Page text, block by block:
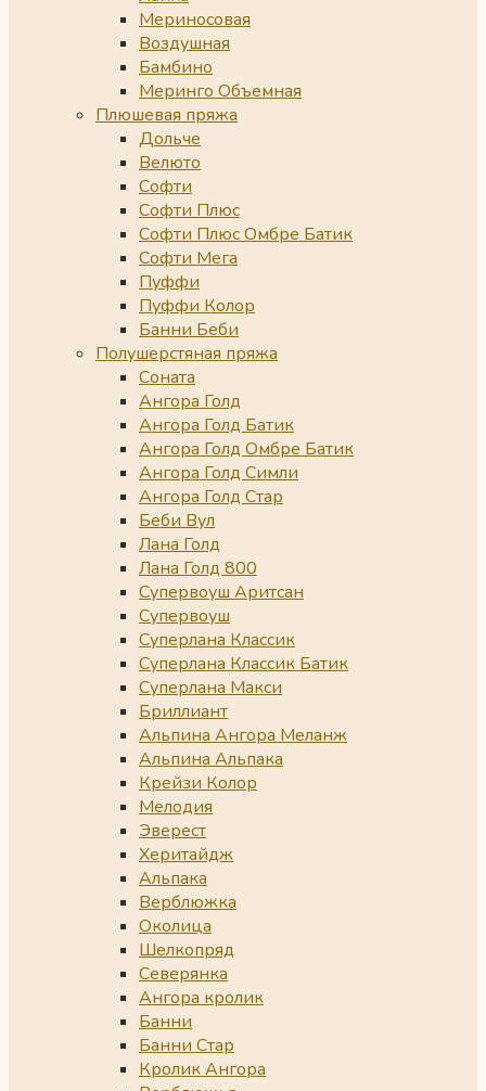
Мериносовая
Воздушная
Бамбино
Меринго Объемная
Плюшевая пряжа
Дольче
Велюто
Софти
Софти Плюс
Софти Плюс Омбре Батик
Софти Мега
Пуффи
Пуффи Колор
Банни Беби
Полушерстяная пряжа
Соната
Ангора Голд
Ангора Голд Батик
Ангора Голд Омбре Батик
Ангора Голд Симли
Ангора Голд Стар
Беби Вул
Лана Голд
Лана Голд 800
Супервоуш Аритсан
Супервоуш
Суперлана Классик
Суперлана Классик Батик
Суперлана Макси
Бриллиант
Альпина Ангора Меланж
Альпина Альпака
Крейзи Колор
Мелодия
Эверест
Херитайдж
Альпака
Верблюжка
Околица
Шелкопряд
Северянка
Ангора кролик
Банни
Банни Стар
Кролик Ангора